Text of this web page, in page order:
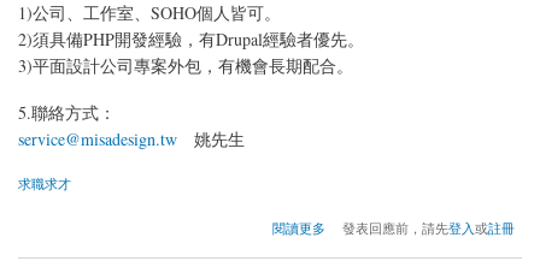
1)公司、工作室、SOHO個人皆可。
2)須具備PHP開發經驗，有Drupal經驗者優先。
3)平面設計公司專案外包，有機會長期配合。
5.聯絡方式：
service@misadesign.tw 姚先生
求職求才
閱讀更多 發表回應前，請先登入或註冊